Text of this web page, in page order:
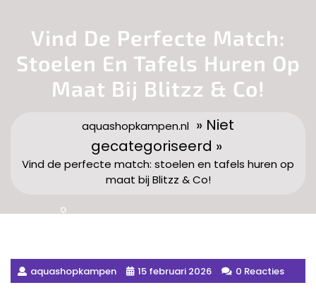
Vind De Perfecte Match:
Stoelen En Tafels Huren Op
Maat Bij Blitzz & Co!
aquashopkampen.nl » Niet
gecategoriseerd »
Vind de perfecte match: stoelen en tafels huren op
maat bij Blitzz & Co!
aquashopkampen 15 februari 2026 0 Reacties